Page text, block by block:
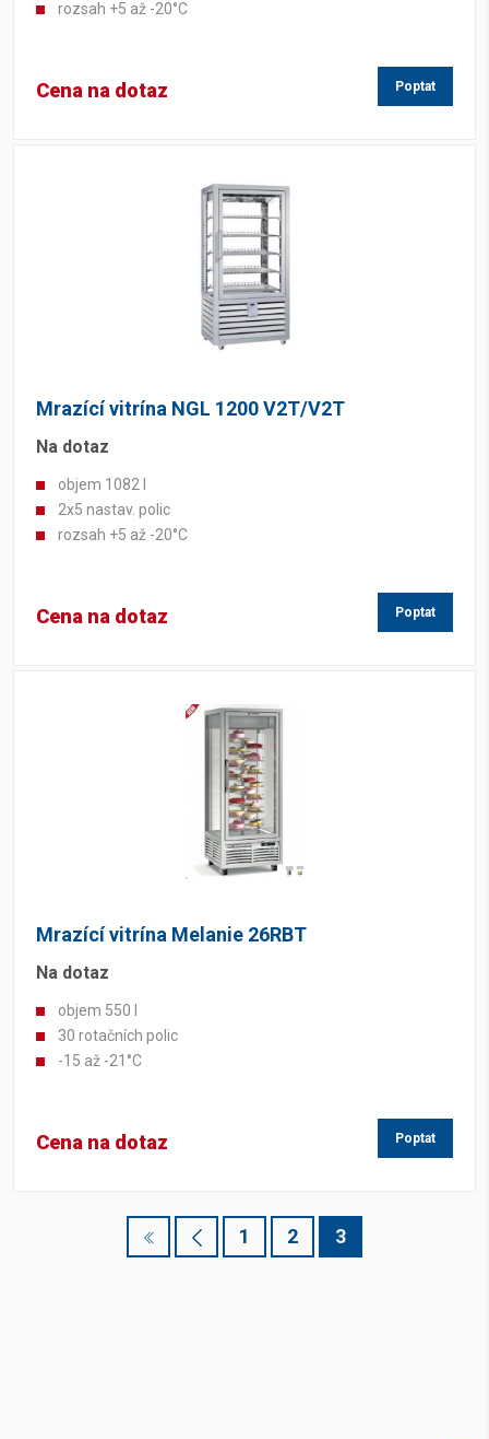
rozsah +5 až -20°C
Cena na dotaz Poptat
Mrazící vitrína NGL 1200 V2T/V2T
Na dotaz
objem 1082 l
2x5 nastav. polic
rozsah +5 až -20°C
Cena na dotaz Poptat
Mrazící vitrína Melanie 26RBT
Na dotaz
objem 550 l
30 rotačních polic
-15 až -21°C
Cena na dotaz Poptat
1 2 3